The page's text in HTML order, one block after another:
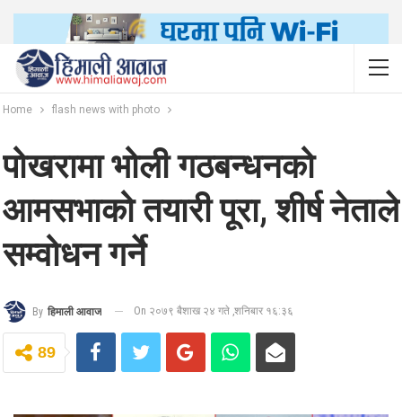
Home flash news with photo
पोखरामा भोली गठबन्धनको
आमसभाको तयारी पूरा, शीर्ष नेताले
सम्वोधन गर्ने
By हिमाली आवाज On २०७९ बैशाख २४ गते ,शनिबार १६:३६
89